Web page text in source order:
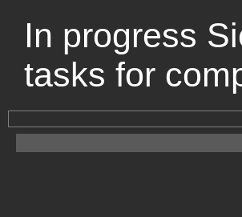
In progress
tasks for